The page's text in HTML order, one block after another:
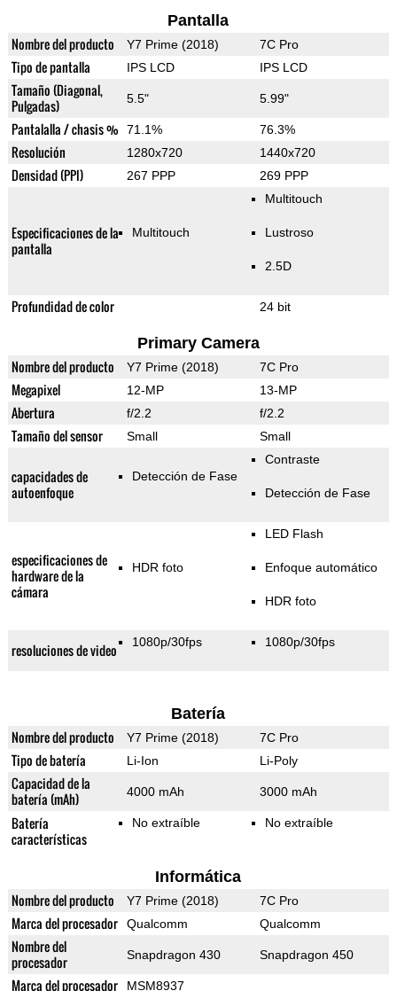
Pantalla
Nombre del producto Y7 Prime (2018) 7C Pro
Tipo de pantalla IPS LCD IPS LCD
Tamaño (Diagonal,
Pulgadas)
5.5" 5.99"
Pantalalla / chasis % 71.1% 76.3%
Resolución 1280x720 1440x720
Densidad (PPI) 267 PPP 269 PPP
Especificaciones de la
pantalla
Multitouch
Multitouch
Lustroso
2.5D
Profundidad de color 24 bit
Primary Camera
Nombre del producto Y7 Prime (2018) 7C Pro
Megapixel 12-MP 13-MP
Abertura f/2.2 f/2.2
Tamaño del sensor Small Small
capacidades de
autoenfoque
Detección de Fase
Contraste
Detección de Fase
especificaciones de
hardware de la
cámara
HDR foto
LED Flash
Enfoque automático
HDR foto
resoluciones de video 1080p/30fps 1080p/30fps
Batería
Nombre del producto Y7 Prime (2018) 7C Pro
Tipo de batería Li-Ion Li-Poly
Capacidad de la
batería (mAh)
4000 mAh 3000 mAh
Batería
características
No extraíble No extraíble
Informática
Nombre del producto Y7 Prime (2018) 7C Pro
Marca del procesador Qualcomm Qualcomm
Nombre del
procesador
Snapdragon 430 Snapdragon 450
Marca del procesador MSM8937